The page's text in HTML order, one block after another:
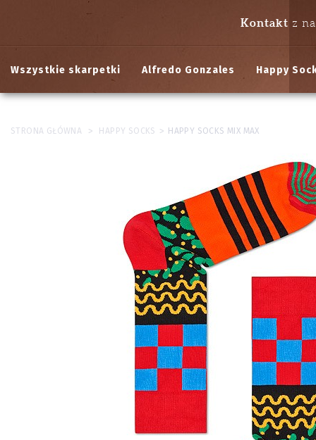
Kontakt z
Wszystkie skarpetki Alfredo Gonzales Happy
STRONA GŁÓWNA > HAPPY SOCKS > HAPPY SOCKS MIX MAX